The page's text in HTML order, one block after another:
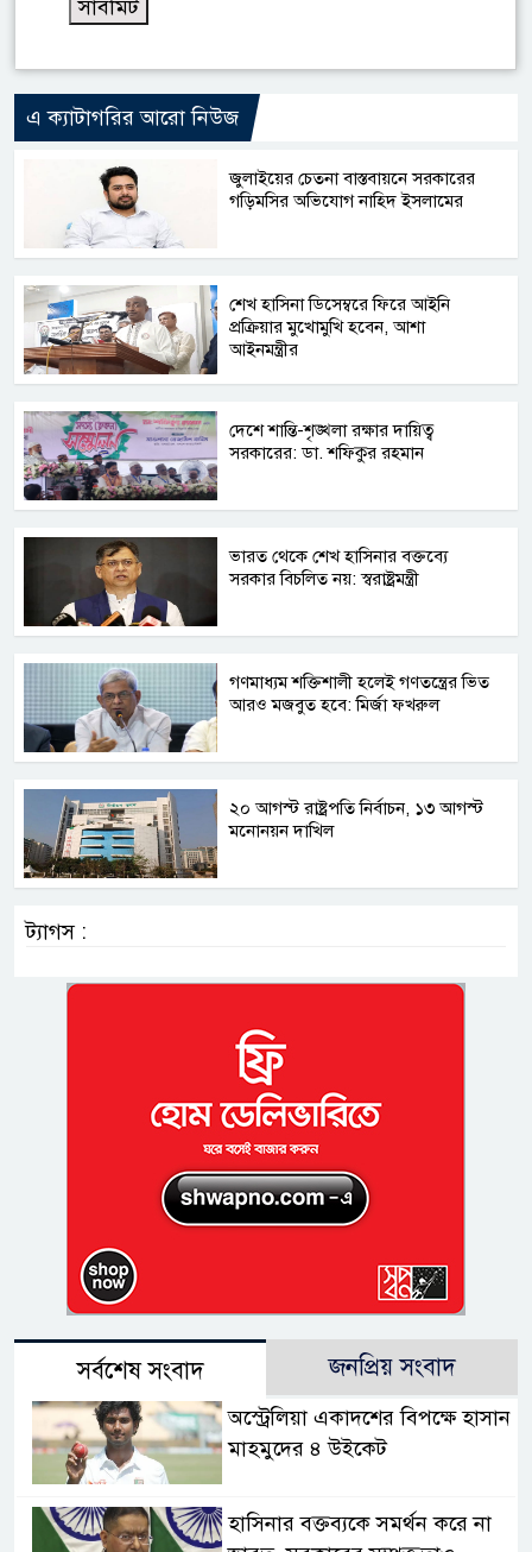
এ ক্যাটাগরির আরো নিউজ
জুলাইয়ের চেতনা বাস্তবায়নে সরকারের
গড়িমসির অভিযোগ নাহিদ ইসলামের
শেখ হাসিনা ডিসেম্বরে ফিরে আইনি
প্রক্রিয়ার মুখোমুখি হবেন, আশা
আইনমন্ত্রীর
দেশে শান্তি-শৃঙ্খলা রক্ষার দায়িত্ব
সরকারের: ডা. শফিকুর রহমান
ভারত থেকে শেখ হাসিনার বক্তব্যে
সরকার বিচলিত নয়: স্বরাষ্ট্রমন্ত্রী
গণমাধ্যম শক্তিশালী হলেই গণতন্ত্রের ভিত
আরও মজবুত হবে: মির্জা ফখরুল
২০ আগস্ট রাষ্ট্রপতি নির্বাচন, ১৩ আগস্ট
মনোনয়ন দাখিল
ট্যাগস :
সর্বশেষ সংবাদ জনপ্রিয় সংবাদ
অস্ট্রেলিয়া একাদশের বিপক্ষে হাসান
মাহমুদের ৪ উইকেট
হাসিনার বক্তব্যকে সমর্থন করে না